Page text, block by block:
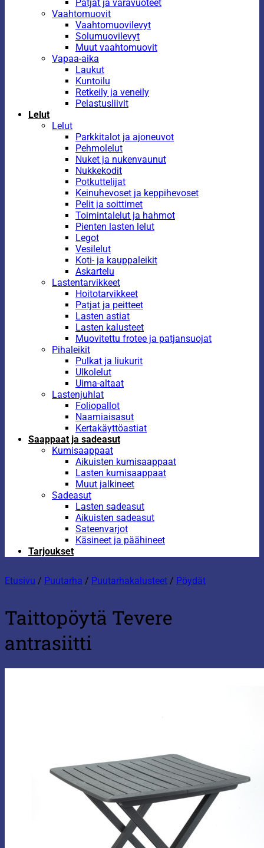
Patjat ja varavuoteet
Vaahtomuovit
Vaahtomuovilevyt
Solumuovilevyt
Muut vaahtomuovit
Vapaa-aika
Laukut
Kuntoilu
Retkeily ja veneily
Pelastusliivit
Lelut
Lelut
Parkkitalot ja ajoneuvot
Pehmolelut
Nuket ja nukenvaunut
Nukkekodit
Potkuttelijat
Keinuhevoset ja keppihevoset
Pelit ja soittimet
Toimintalelut ja hahmot
Pienten lasten lelut
Legot
Vesilelut
Koti- ja kauppaleikit
Askartelu
Lastentarvikkeet
Hoitotarvikkeet
Patjat ja peitteet
Lasten astiat
Lasten kalusteet
Muovitettu frotee ja patjansuojat
Pihaleikit
Pulkat ja liukurit
Ulkolelut
Uima-altaat
Lastenjuhlat
Foliopallot
Naamiaisasut
Kertakäyttöastiat
Saappaat ja sadeasut
Kumisaappaat
Aikuisten kumisaappaat
Lasten kumisaappaat
Muut jalkineet
Sadeasut
Lasten sadeasut
Aikuisten sadeasut
Sateenvarjot
Käsineet ja päähineet
Tarjoukset
Etusivu / Puutarha / Puutarhakalusteet / Pöydät
Taittopöytä Tevere
antrasiitti